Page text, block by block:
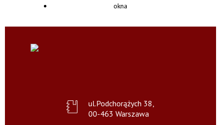
ul.Podchorążych 38,
00-463 Warszawa